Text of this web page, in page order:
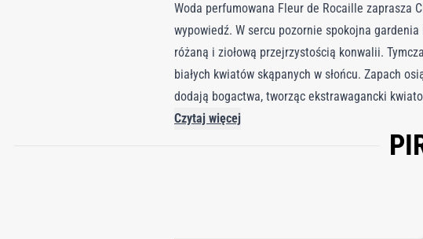
Woda perfumowana Fleur de Rocaille zaprasza
wypowiedź. W sercu pozornie spokojna
różaną i ziołową przejrzystością konwalii.
białych kwiatów skąpanych w słońcu. Zapach
dodają bogactwa, tworząc ekstrawagancki
sandałowe, tworząc ciepłą, teksturowaną
zapach, oddając ducha asertywnej elegancji –
Czytaj więcej